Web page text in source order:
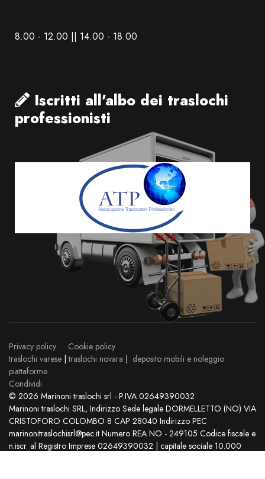
8.00 - 12.00 || 14.00 - 18.00
Iscritti all'albo dei traslochi
professionisti
Privacy policy
Cookie policy
traslochi varese |traslochi novara
deposito mobili e noleggio
piattaforme
Condividi
© 2026 Marinoni traslochi srl - P.IVA 02649390032
Marinoni traslochi SRL, Indirizzo Sede legale DORMELLETTO (NO) VIA
CRISTOFORO COLOMBO 8 CAP 28040 Indirizzo PEC
marinonitraslochisrl@pec.it Numero REA NO - 249105 Codice fiscale e
n.iscr. al Registro Imprese 02649390032 | capitale sociale 10.000